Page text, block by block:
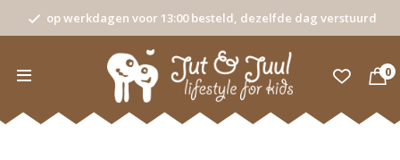
op werkdagen voor 13:00 besteld, dezelfde dag verstuurd
0